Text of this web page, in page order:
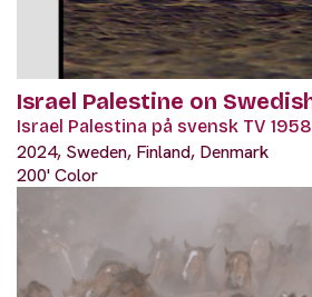
Israel Palestine on
Israel Palestina på svensk TV
2024, Sweden, Finland, Denmark
200' Color